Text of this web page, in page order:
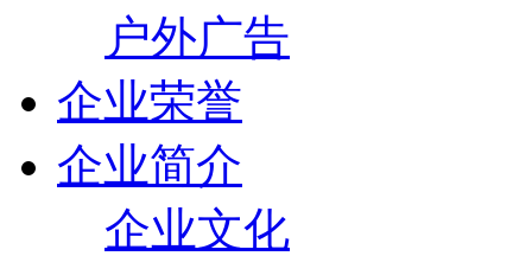
户外广告
企业荣誉
企业简介
企业文化